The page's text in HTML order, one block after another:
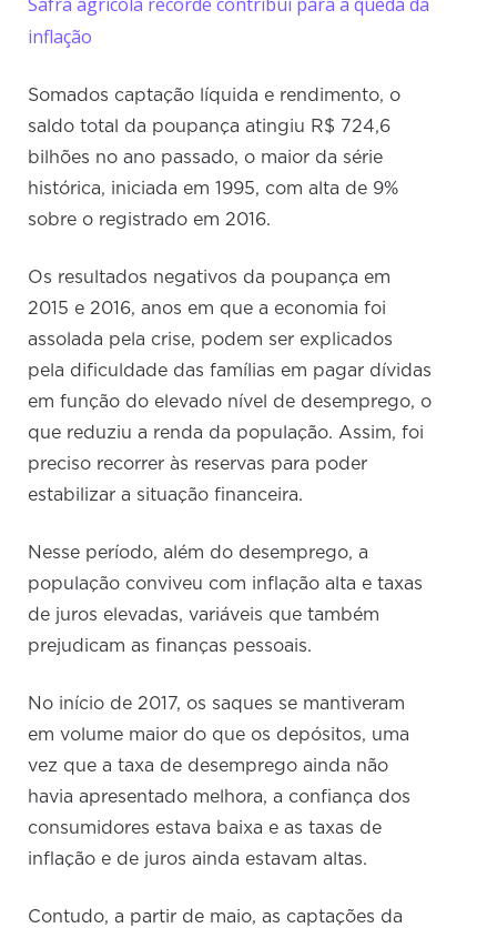
Safra agrícola recorde contribui para a queda da
inflação
Somados captação líquida e rendimento, o
saldo total da poupança atingiu R$ 724,6
bilhões no ano passado, o maior da série
histórica, iniciada em 1995, com alta de 9%
sobre o registrado em 2016.
Os resultados negativos da poupança em
2015 e 2016, anos em que a economia foi
assolada pela crise, podem ser explicados
pela dificuldade das famílias em pagar dívidas
em função do elevado nível de desemprego, o
que reduziu a renda da população. Assim, foi
preciso recorrer às reservas para poder
estabilizar a situação financeira.
Nesse período, além do desemprego, a
população conviveu com inflação alta e taxas
de juros elevadas, variáveis que também
prejudicam as finanças pessoais.
No início de 2017, os saques se mantiveram
em volume maior do que os depósitos, uma
vez que a taxa de desemprego ainda não
havia apresentado melhora, a confiança dos
consumidores estava baixa e as taxas de
inflação e de juros ainda estavam altas.
Contudo, a partir de maio, as captações da